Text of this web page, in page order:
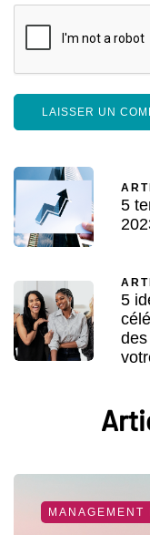
5
5
MANAGEMENT